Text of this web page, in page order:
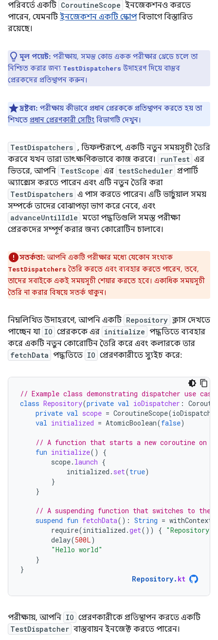
পরিবর্তে একটি CoroutineScope ইনজেকশনও করতে
পারেন, যেমনটি ইনজেকশন একটি স্কোপবিভাগে বিস্তারিত
রয়েছে।
মূল পয়েন্ট: পরীক্ষায়, সমস্ত কোড একক পরীক্ষার থ্রেডে চলে তা
নিশ্চিত করার জন্য TestDispatchers উদাহরণ দিয়ে বাস্তব
প্রেরকদের প্রতিস্থাপন করুন।
দ্রষ্টব্য: পরীক্ষায় কীভাবে প্রধান প্রেরককে প্রতিস্থাপন করতে হয় তা
শিখতে প্রধান প্রেরণকারী সেটিং বিভাগটি দেখুন।
TestDispatchers , ডিফল্টরূপে, একটি নতুন সময়সূচী তৈরি
করবে যখন তারা তাৎক্ষণিকভাবে কাজ করবে।
runTest এর
ভিতরে, আপনি TestScope এর testScheduler প্রপার্টি
অ্যাক্সেস করতে পারেন এবং এটি নতুন তৈরি করা
TestDispatchers এ পাস করতে পারেন। এটি ভার্চুয়াল সময়
সম্পর্কে তাদের বোঝাপড়া ভাগ করে নেবে, এবং
advanceUntilIdle মতো পদ্ধতিগুলি সমস্ত পরীক্ষা
প্রেরকদের সম্পূর্ণ করার জন্য কোরোটিন চালাবে।
সতর্কতা: আপনি একটি পরীক্ষার মধ্যে যেকোন সংখ্যক
TestDispatchers তৈরি করতে এবং ব্যবহার করতে পারেন, তবে,
তাদের সবাইকে একই সময়সূচী শেয়ার করতে হবে। একাধিক সময়সূচী
তৈরি না করার বিষয়ে সতর্ক থাকুন।
নিম্নলিখিত উদাহরণে, আপনি একটি Repository ক্লাস দেখতে
পাচ্ছেন যা IO প্রেরককে এর initialize পদ্ধতিতে ব্যবহার
করে একটি নতুন কোরোটিন তৈরি করে এবং কলারকে তার
fetchData পদ্ধতিতে IO প্রেরণকারীতে স্যুইচ করে:
// Example class demonstrating dispatcher use
class Repository(private val ioDispatcher :
private val scope = CoroutineScope(
val initialized = AtomicBoolean(false)
// A function that starts a new coroutine on
fun initialize()
{
scope. launch {
initialized . set(true)
}
}
// A suspending function that switches to the
suspend fun fetchData(): String = withContext
require(initialized .get()) {
delay(500L)
"Hello world"
}
}
Repository. kt
পরীক্ষায়, আপনি IO প্রেরণকারীকে প্রতিস্থাপন করতে একটি
TestDispatcher বাস্তবায়ন ইনজেক্ট করতে পারেন।